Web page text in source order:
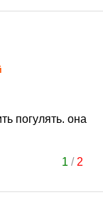
погулять. она
1 / 2